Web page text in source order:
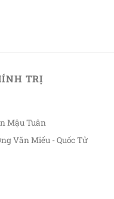
TRỊ
Mậu Tuân
Văn Miếu - Quốc Tử